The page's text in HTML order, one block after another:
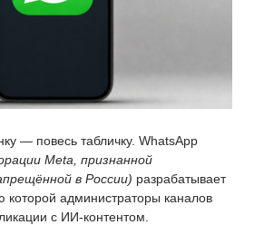
— повесь табличку. WhatsApp
Meta, признанной
в России) разрабатывает
администраторы каналов
с ИИ-контентом.